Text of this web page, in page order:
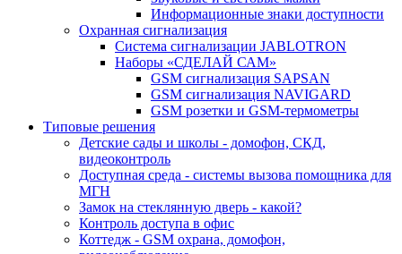
Информационные знаки доступности
Охранная сигнализация
Система сигнализации JABLOTRON
Наборы «СДЕЛАЙ САМ»
GSM сигнализация SAPSAN
GSM сигнализация NAVIGARD
GSM розетки и GSM-термометры
Типовые решения
Детские сады и школы - домофон, СКД,
видеоконтроль
Доступная среда - системы вызова помощника для
МГН
Замок на стеклянную дверь - какой?
Контроль доступа в офис
Коттедж - GSM охрана, домофон,